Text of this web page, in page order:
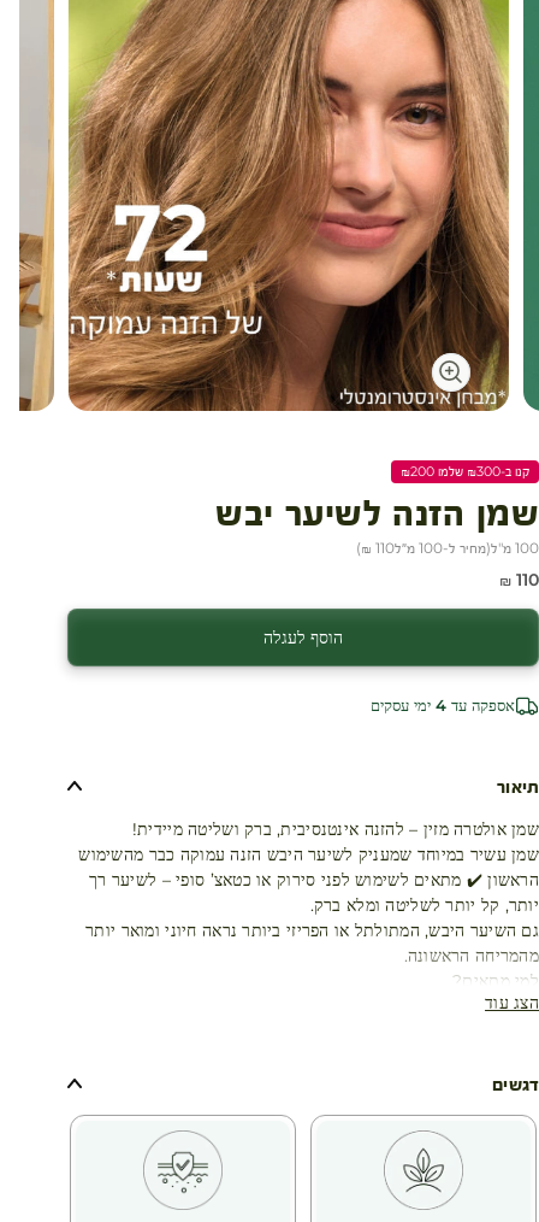
עגלת קניות
קנו ב-₪300 שלמו ₪200
שמן הזנה לשיער יבש
100 מ"ל (מחיר ל-100 מ״ל 110 ₪
)
מחיר מבצע
110 ₪
הוסף לעגלה
אספקה עד 4 ימי עסקים
תיאור
שמן אולטרה מזין – להזנה אינטנסיבית, ברק ושליטה מיידית!
שמן עשיר במיוחד שמעניק לשיער היבש הזנה עמוקה כבר מהשימוש
הראשון ✔️ מתאים לשימוש לפני סירוק או כטאצ’ סופי – לשיער רך
יותר, קל יותר לשליטה ומלא ברק.
גם השיער היבש, המתולתל או הפריזי ביותר נראה חיוני ומואר יותר
מהמריחה הראשונה.
למי מתאים?
✔️ לשיער יבש
✔️ יתרונות: הזנה אינטנסיבית, שיפור המראה והברק
✔️ 91% דיווחו ששיערן מוזן באופן אינטנסיבי *
הצג עוד
דגשים